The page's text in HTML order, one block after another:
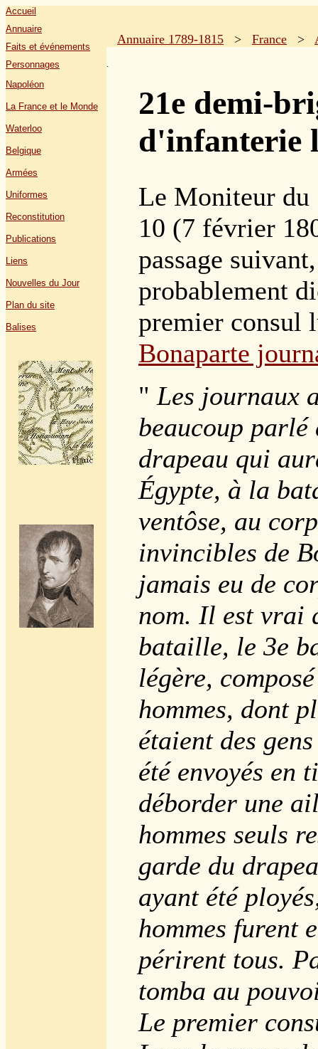
Accueil
Annuaire
Faits et événements
Personnages
Napoléon
La France et le Monde
Waterloo
Belgique
Armées
Uniformes
Reconstitution
Publications
Liens
Nouvelles du Jour
Plan du site
Balises
Annuaire 1789-1815 > France >
.
21e demi-
d'infanterie
Le Moniteur du
10 (7 février
passage
probablement
premier consul
Bonaparte
" Les journaux
beaucoup parlé
drapeau qui
Égypte, à la
ventôse, au
invincibles de B
jamais eu de
nom. Il est vrai
bataille, le 3e
légère,
hommes, dont
étaient des
été envoyés en
déborder une
hommes seuls
garde du
ayant été
hommes furent
périrent tous.
tomba au
Le premier